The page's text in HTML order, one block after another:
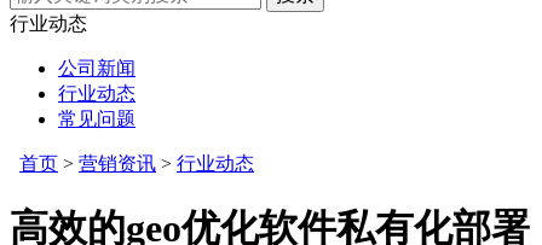
行业动态
公司新闻
行业动态
常见问题
首页 > 营销资讯 > 行业动态
高效的geo优化软件私有化部署